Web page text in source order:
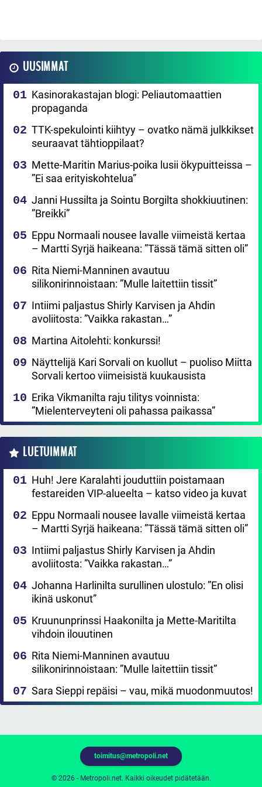
UUSIMMAT
Kasinorakastajan blogi: Peliautomaattien
propaganda
TTK-spekulointi kiihtyy – ovatko nämä julkkikset
seuraavat tähtioppilaat?
Mette-Maritin Marius-poika lusii ökypuitteissa –
”Ei saa erityiskohtelua”
Janni Hussilta ja Sointu Borgilta shokkiuutinen:
”Breikki”
Eppu Normaali nousee lavalle viimeistä kertaa
– Martti Syrjä haikeana: ”Tässä tämä sitten oli”
Rita Niemi-Manninen avautuu
silikonirinnoistaan: ”Mulle laitettiin tissit”
Intiimi paljastus Shirly Karvisen ja Ahdin
avoliitosta: ”Vaikka rakastan…”
Martina Aitolehti: konkurssi!
Näyttelijä Kari Sorvali on kuollut – puoliso Miitta
Sorvali kertoo viimeisistä kuukausista
Erika Vikmanilta raju tilitys voinnista:
”Mielenterveyteni oli pahassa paikassa”
LUETUIMMAT
Huh! Jere Karalahti jouduttiin poistamaan
festareiden VIP-alueelta – katso video ja kuvat
Eppu Normaali nousee lavalle viimeistä kertaa
– Martti Syrjä haikeana: ”Tässä tämä sitten oli”
Intiimi paljastus Shirly Karvisen ja Ahdin
avoliitosta: ”Vaikka rakastan…”
Johanna Harlinilta surullinen ulostulo: ”En olisi
ikinä uskonut”
Kruununprinssi Haakonilta ja Mette-Maritilta
vihdoin ilouutinen
Rita Niemi-Manninen avautuu
silikonirinnoistaan: ”Mulle laitettiin tissit”
Sara Sieppi repäisi – vau, mikä muodonmuutos!
© 2026 - Metropoli.net. Kaikki oikeudet pidätetään.
toimitus@metropoli.net